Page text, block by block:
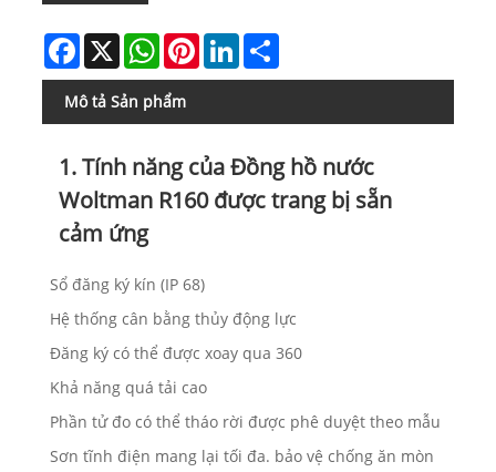
Facebook
X WhatsAppPinterestLinkedInShare
Mô tả Sản phẩm
1. Tính năng của Đồng hồ nước
Woltman R160 được trang bị sẵn
cảm ứng
Sổ đăng ký kín (IP 68)
Hệ thống cân bằng thủy động lực
Đăng ký có thể được xoay qua 360
Khả năng quá tải cao
Phần tử đo có thể tháo rời được phê duyệt theo mẫu
Sơn tĩnh điện mang lại tối đa. bảo vệ chống ăn mòn